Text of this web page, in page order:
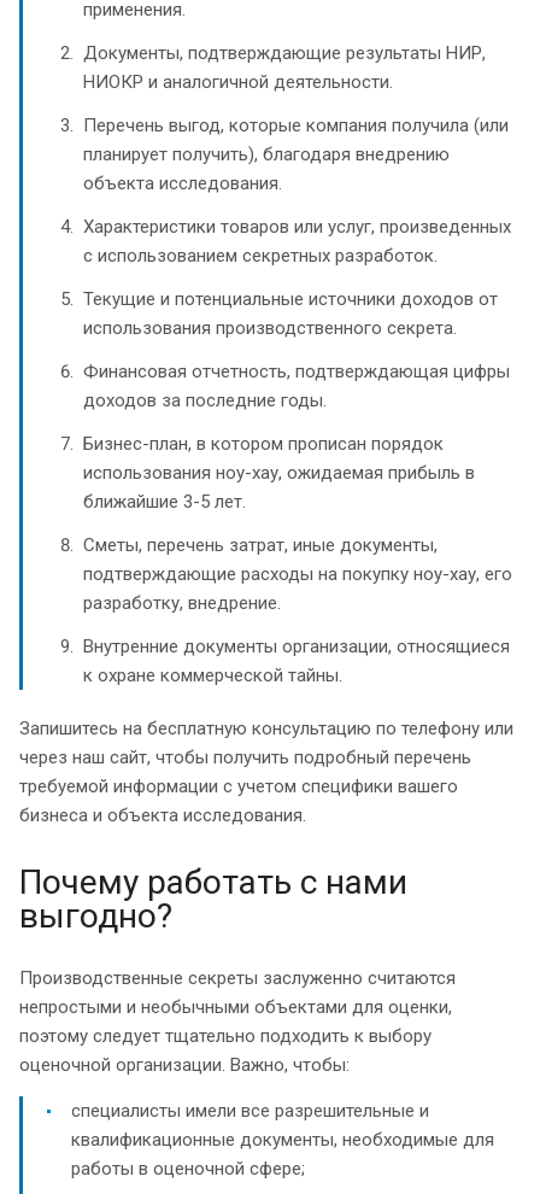
применения.
Документы, подтверждающие результаты НИР,
НИОКР и аналогичной деятельности.
Перечень выгод, которые компания получила (или
планирует получить), благодаря внедрению
объекта исследования.
Характеристики товаров или услуг, произведенных
с использованием секретных разработок.
Текущие и потенциальные источники доходов от
использования производственного секрета.
Финансовая отчетность, подтверждающая цифры
доходов за последние годы.
Бизнес-план, в котором прописан порядок
использования ноу-хау, ожидаемая прибыль в
ближайшие 3-5 лет.
Сметы, перечень затрат, иные документы,
подтверждающие расходы на покупку ноу-хау, его
разработку, внедрение.
Внутренние документы организации, относящиеся
к охране коммерческой тайны.
Запишитесь на бесплатную консультацию по телефону или
через наш сайт, чтобы получить подробный перечень
требуемой информации с учетом специфики вашего
бизнеса и объекта исследования.
Почему работать с нами
выгодно?
Производственные секреты заслуженно считаются
непростыми и необычными объектами для оценки,
поэтому следует тщательно подходить к выбору
оценочной организации. Важно, чтобы:
специалисты имели все разрешительные и
квалификационные документы, необходимые для
работы в оценочной сфере;